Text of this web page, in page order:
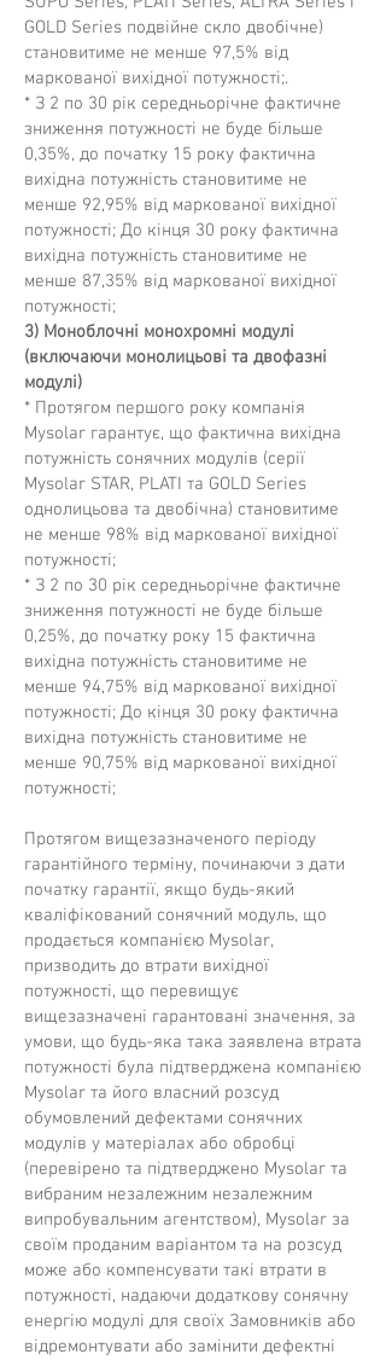
GOLD Series подвійне скло двобічне)
становитиме не менше 97,5% від
маркованої вихідної потужності;.
* З 2 по 30 рік середньорічне фактичне
зниження потужності не буде більше
0,35%, до початку 15 року фактична
вихідна потужність становитиме не
менше 92,95% від маркованої вихідної
потужності; До кінця 30 року фактична
вихідна потужність становитиме не
менше 87,35% від маркованої вихідної
потужності;
3) Моноблочні монохромні модулі
(включаючи монолицьові та двофазні
модулі)
* Протягом першого року компанія
Mysolar гарантує, що фактична вихідна
потужність сонячних модулів (серії
Mysolar STAR, PLATI та GOLD Series
однолицьова та двобічна) становитиме
не менше 98% від маркованої вихідної
потужності;
* З 2 по 30 рік середньорічне фактичне
зниження потужності не буде більше
0,25%, до початку року 15 фактична
вихідна потужність становитиме не
менше 94,75% від маркованої вихідної
потужності; До кінця 30 року фактична
вихідна потужність становитиме не
менше 90,75% від маркованої вихідної
потужності;
Протягом вищезазначеного періоду
гарантійного терміну, починаючи з дати
початку гарантії, якщо будь-який
кваліфікований сонячний модуль, що
продається компанією Mysolar,
призводить до втрати вихідної
потужності, що перевищує
вищезазначені гарантовані значення, за
умови, що будь-яка така заявлена ​​втрата
потужності була підтверджена компанією
Mysolar та його власний розсуд
обумовлений дефектами сонячних
модулів у матеріалах або обробці
(перевірено та підтверджено Mysolar та
вибраним незалежним незалежним
випробувальним агентством), Mysolar за
своїм проданим варіантом та на розсуд
може або компенсувати такі втрати в
потужності, надаючи додаткову сонячну
енергію модулі для своїх Замовників або
відремонтувати або замінити дефектні